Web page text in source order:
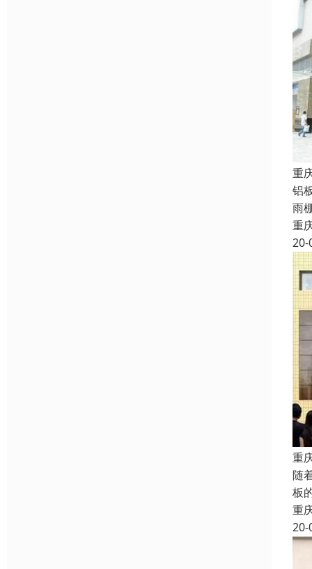
重
铝
雨
重
20-
重
随
板
重
20-